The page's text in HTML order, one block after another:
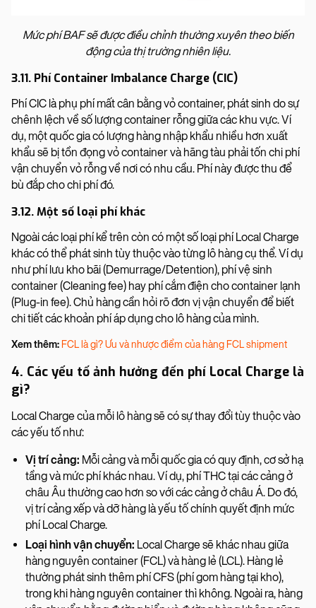
Mức phí BAF sẽ được điều chỉnh thường xuyên theo biến
động của thị trường nhiên liệu.
3.11. Phí Container Imbalance Charge (CIC)
Phí CIC là phụ phí mất cân bằng vỏ container, phát sinh do sự
chênh lệch về số lượng container rỗng giữa các khu vực. Ví
dụ, một quốc gia có lượng hàng nhập khẩu nhiều hơn xuất
khẩu sẽ bị tồn đọng vỏ container và hãng tàu phải tốn chi phí
vận chuyển vỏ rỗng về nơi có nhu cầu. Phí này được thu để
bù đắp cho chi phí đó.
3.12. Một số loại phí khác
Ngoài các loại phí kể trên còn có một số loại phí Local Charge
khác có thể phát sinh tùy thuộc vào từng lô hàng cụ thể. Ví dụ
như phí lưu kho bãi (Demurrage/Detention), phí vệ sinh
container (Cleaning fee) hay phí cắm điện cho container lạnh
(Plug-in fee). Chủ hàng cần hỏi rõ đơn vị vận chuyển để biết
chi tiết các khoản phí áp dụng cho lô hàng của mình.
Xem thêm: FCL là gì? Ưu và nhược điểm của hàng FCL shipment
4. Các yếu tố ảnh hưởng đến phí Local Charge là
gì?
Local Charge của mỗi lô hàng sẽ có sự thay đổi tùy thuộc vào
các yếu tố như:
Vị trí cảng: Mỗi cảng và mỗi quốc gia có quy định, cơ sở hạ
tầng và mức phí khác nhau. Ví dụ, phí THC tại các cảng ở
châu Âu thường cao hơn so với các cảng ở châu Á. Do đó,
vị trí cảng xếp và dỡ hàng là yếu tố chính quyết định mức
phí Local Charge.
Loại hình vận chuyển: Local Charge sẽ khác nhau giữa
hàng nguyên container (FCL) và hàng lẻ (LCL). Hàng lẻ
thường phát sinh thêm phí CFS (phí gom hàng tại kho),
trong khi hàng nguyên container thì không. Ngoài ra, hàng